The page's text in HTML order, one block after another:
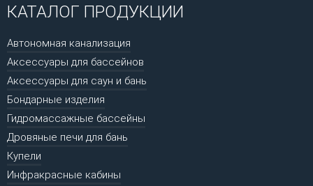
КАТАЛОГ ПРОДУКЦИИ
Автономная канализация
Аксессуары для бассейнов
Аксессуары для саун и бань
Бондарные изделия
Гидромассажные бассейны
Дровяные печи для бань
Купели
Инфракрасные кабины